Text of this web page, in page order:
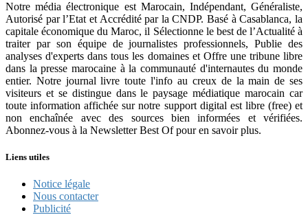
Notre média électronique est Marocain, Indépendant, Généraliste,
Autorisé par l’Etat et Accrédité par la CNDP. Basé à Casablanca, la
capitale économique du Maroc, il Sélectionne le best de l’Actualité à
traiter par son équipe de journalistes professionnels, Publie des
analyses d'experts dans tous les domaines et Offre une tribune libre
dans la presse marocaine à la communauté d'internautes du monde
entier. Notre journal livre toute l'info au creux de la main de ses
visiteurs et se distingue dans le paysage médiatique marocain car
toute information affichée sur notre support digital est libre (free) et
non enchaînée avec des sources bien informées et vérifiées.
Abonnez-vous à la Newsletter Best Of pour en savoir plus.
Liens utiles
Notice légale
Nous contacter
Publicité